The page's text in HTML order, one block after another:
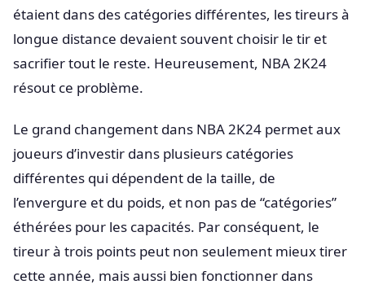
étaient dans des catégories différentes, les tireurs à
longue distance devaient souvent choisir le tir et
sacrifier tout le reste. Heureusement, NBA 2K24
résout ce problème.
Le grand changement dans NBA 2K24 permet aux
joueurs d’investir dans plusieurs catégories
différentes qui dépendent de la taille, de
l’envergure et du poids, et non pas de “catégories”
éthérées pour les capacités. Par conséquent, le
tireur à trois points peut non seulement mieux tirer
cette année, mais aussi bien fonctionner dans